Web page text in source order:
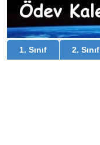
1. Sınıf 2. Sınıf